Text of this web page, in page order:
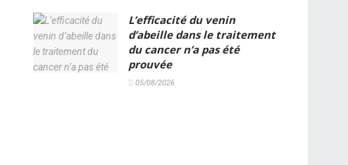
L’efficacité du venin
d’abeille dans le traitement
du cancer n’a pas été
prouvée
05/08/2026